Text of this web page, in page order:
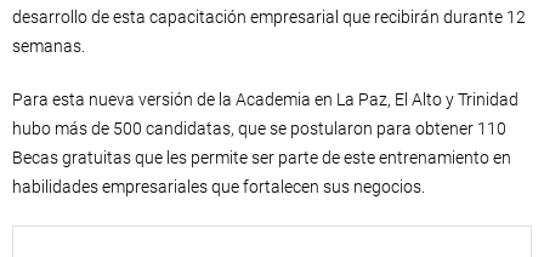
desarrollo de esta capacitación empresarial que recibirán durante 12
semanas.
Para esta nueva versión de la Academia en La Paz, El Alto y Trinidad
hubo más de 500 candidatas, que se postularon para obtener 110
Becas gratuitas que les permite ser parte de este entrenamiento en
habilidades empresariales que fortalecen sus negocios.